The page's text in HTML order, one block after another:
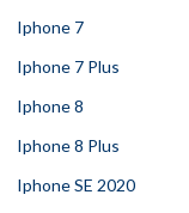
Iphone 7
Iphone 7 Plus
Iphone 8
Iphone 8 Plus
Iphone SE 2020